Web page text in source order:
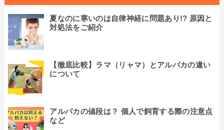
夏なのに寒いのは自律神経に問題あり!? 原因と
対処法をご紹介
【徹底比較】ラマ（リャマ）とアルパカの違い
について
アルパカの値段は？ 個人で飼育する際の注意点
など